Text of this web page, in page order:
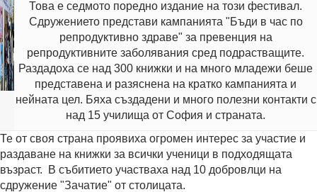
Това е седмото поредно издание на този фестивал.
Сдружението представи кампанията "Бъди в час по
репродуктивно здраве" за превенция на
репродуктивните заболявания сред подрастващите.
Раздадоха се над 300 книжки и на много младежи беше
представена и разяснена на кратко кампанията и
нейната цел. Бяха създадени и много полезни контакти с
над 15 училища от София и страната.
Те от своя страна проявиха огромен интерес за участие и
раздаване на книжки за всички ученици в подходящата
възраст. В събитието участваха над 10 добровлци на
сдружение "Зачатие" от столицата.